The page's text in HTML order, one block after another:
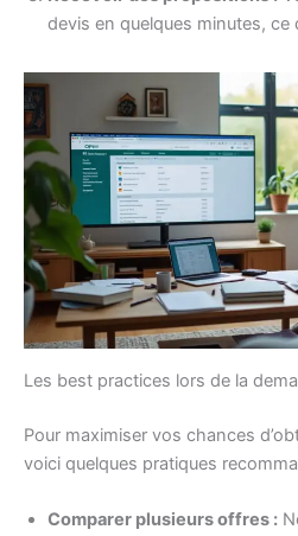
devis en quelques minutes, ce
Les best practices lors de la
Pour maximiser vos chances
voici quelques pratiques
Comparer plusieurs offres :